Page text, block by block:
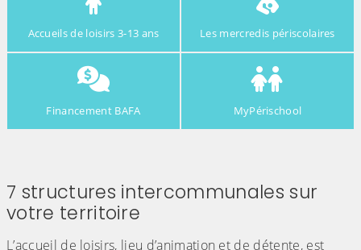
Accueils de loisirs 3-13 ans Les mercredis périscolaires
Financement BAFA MyPérischool
7 structures intercommunales sur
votre territoire
L’accueil de loisirs, lieu d’animation et de détente, est